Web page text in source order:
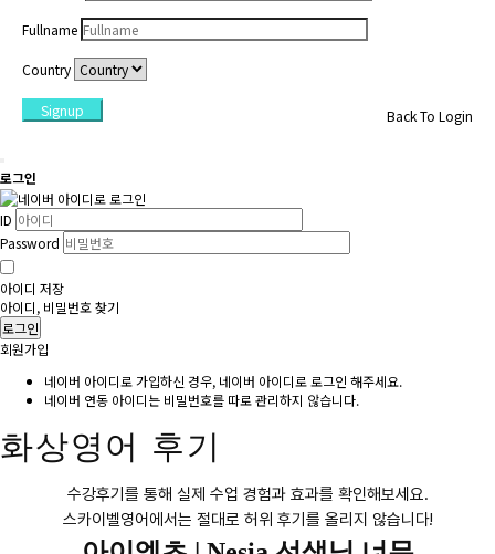
Fullname
Country
Signup Back To Login
로그인
ID
Password
아이디 저장
아이디, 비밀번호 찾기
로그인
회원가입
네이버 아이디로 가입하신 경우, 네이버 아이디로 로그인 해주세요.
네이버 연동 아이디는 비밀번호를 따로 관리하지 않습니다.
화상영어 후기
수강후기를 통해 실제 수업 경험과 효과를 확인해보세요.
스카이벨영어에서는 절대로 허위 후기를 올리지 않습니다!